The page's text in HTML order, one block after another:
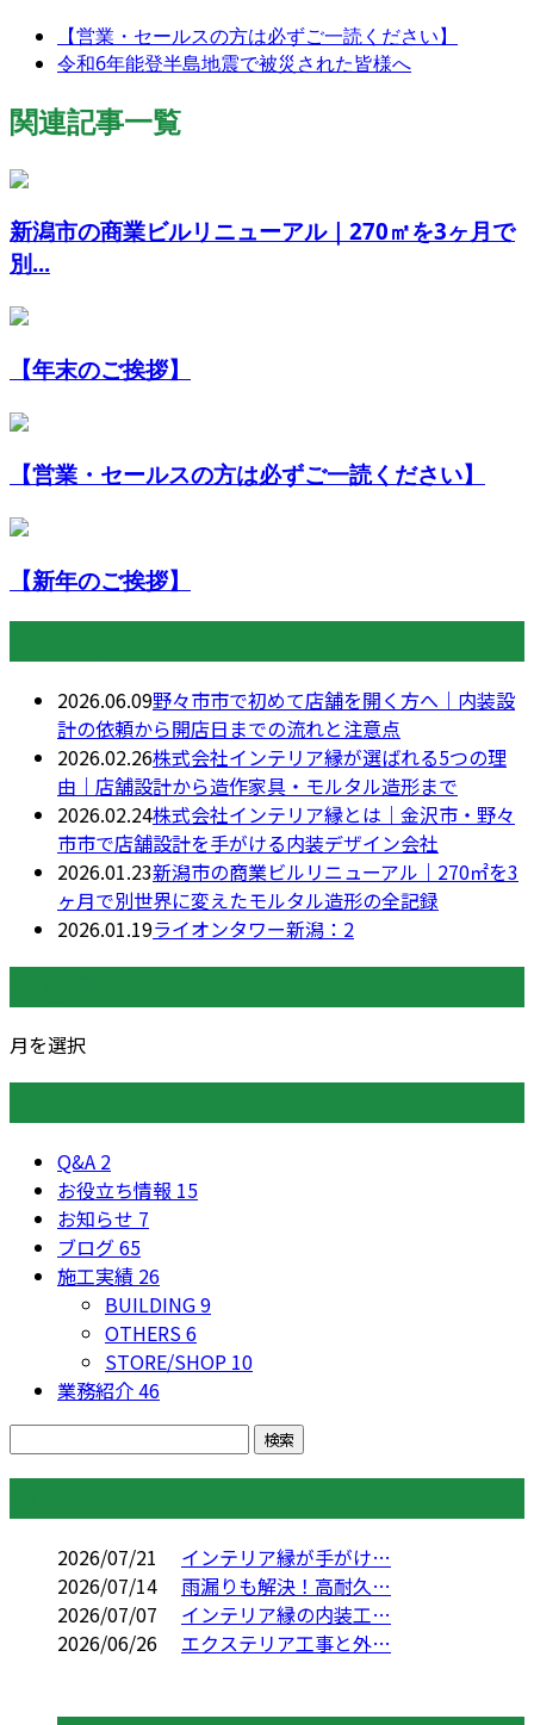
【営業・セールスの方は必ずご一読ください】
令和6年能登半島地震で被災された皆様へ
関連記事一覧
新潟市の商業ビルリニューアル｜270㎡を3ヶ月で
別...
【年末のご挨拶】
【営業・セールスの方は必ずご一読ください】
【新年のご挨拶】
2026.06.09野々市市で初めて店舗を開く方へ｜内装設
計の依頼から開店日までの流れと注意点
2026.02.26株式会社インテリア縁が選ばれる5つの理
由｜店舗設計から造作家具・モルタル造形まで
2026.02.24株式会社インテリア縁とは｜金沢市・野々
市市で店舗設計を手がける内装デザイン会社
2026.01.23新潟市の商業ビルリニューアル｜270㎡を3
ヶ月で別世界に変えたモルタル造形の全記録
2026.01.19ライオンタワー新潟：2
月を選択
Q&A 2
お役立ち情報 15
お知らせ 7
ブログ65
施工実績 26
BUILDING9
OTHERS6
STORE/SHOP 10
業務紹介46
2026/07/21
インテリア縁が手がけ…
2026/07/14
雨漏りも解決！高耐久…
2026/07/07
インテリア縁の内装工…
2026/06/26
エクステリア工事と外…